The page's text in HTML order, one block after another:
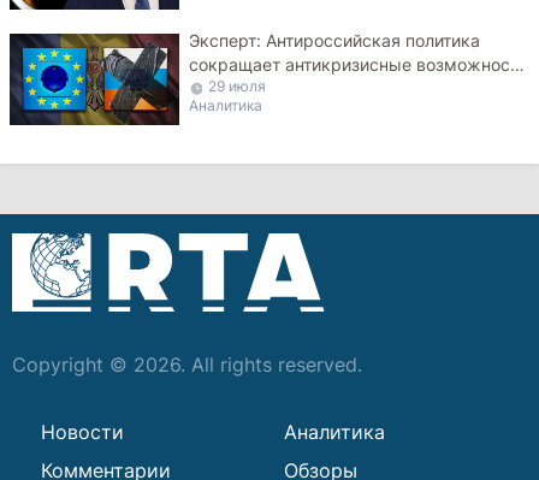
Эксперт: Антироссийская политика
сокращает антикризисные возможности
Молдовы
29 июля
Аналитика
Copyright © 2026. All rights reserved.
Новости
Аналитика
Комментарии
Обзоры